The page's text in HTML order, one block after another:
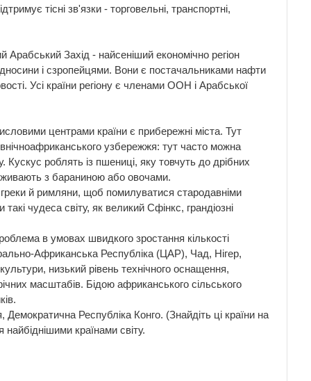
тісні зв'язки - торговельні, транспортні,
Захід - найсеніший економічно регіон
і сзропейцями. Вони є постачальниками нафти
Усі країни регіону є членами ООН і Арабської
центрами країни є прибережні міста. Тут
узбережжя: тут часто можна
Кускус роблять із пшениці, яку товчуть до дрібних
з бараниною або овочами.
й римляни, щоб помилуватися стародавніми
чудеса світу, як великий Сфінкс, грандіозні
в умовах швидкого зростання кількості
Африканська Республіка (ЦАР), Чад, Нігер,
низький рівень технічного оснащення,
масштабів. Бідою африканського сільського
Демократична Республіка Конго. (Знайдіть ці країни на
країнами світу.